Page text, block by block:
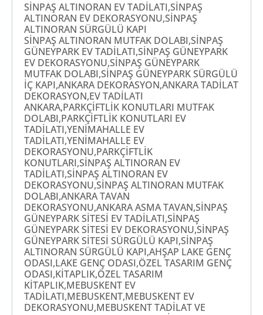
SİNPAŞ ALTINORAN EV TADİLATI,SİNPAŞ
ALTINORAN EV DEKORASYONU,SİNPAŞ
ALTINORAN SÜRGÜLÜ KAPI
SİNPAŞ ALTINORAN MUTFAK DOLABI,SİNPAŞ
GÜNEYPARK EV TADİLATI,SİNPAŞ GÜNEYPARK
EV DEKORASYONU,SİNPAŞ GÜNEYPARK
MUTFAK DOLABI,SİNPAŞ GÜNEYPARK SÜRGÜLÜ
İÇ KAPI,ANKARA DEKORASYON,ANKARA TADİLAT
DEKORASYON,EV TADİLATI
ANKARA,PARKÇİFTLİK KONUTLARI MUTFAK
DOLABI,PARKÇİFTLİK KONUTLARI EV
TADİLATI,YENİMAHALLE EV
TADİLATI,YENİMAHALLE EV
DEKORASYONU,PARKÇİFTLİK
KONUTLARI,SİNPAŞ ALTINORAN EV
TADİLATI,SİNPAŞ ALTINORAN EV
DEKORASYONU,SİNPAŞ ALTINORAN MUTFAK
DOLABI,ANKARA TAVAN
DEKORASYONU,ANKARA ASMA TAVAN,SİNPAŞ
GÜNEYPARK SİTESİ EV TADİLATI,SİNPAŞ
GÜNEYPARK SİTESİ EV DEKORASYONU,SİNPAŞ
GÜNEYPARK SİTESİ SÜRGÜLÜ KAPI,SİNPAŞ
ALTINORAN SÜRGÜLÜ KAPI,AHŞAP LAKE GENÇ
ODASI,LAKE GENÇ ODASI,ÖZEL TASARIM GENÇ
ODASI,KİTAPLIK,ÖZEL TASARIM
KİTAPLIK,MEBUSKENT EV
TADİLATI,MEBUSKENT,MEBUSKENT EV
DEKORASYONU,MEBUSKENT TADİLAT VE